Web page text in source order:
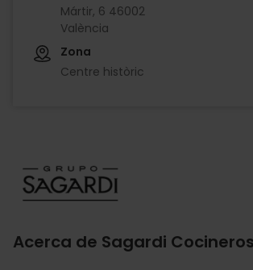
Mártir, 6 46002
València
Zona
Centre històric
Acerca de Sagardi
Imagen